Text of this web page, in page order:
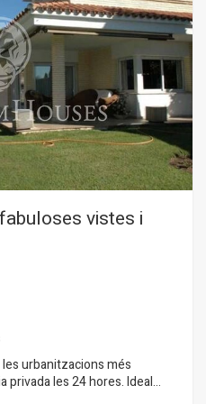
vistes i
urbanitzacions més
privada les 24 hores. Ideal